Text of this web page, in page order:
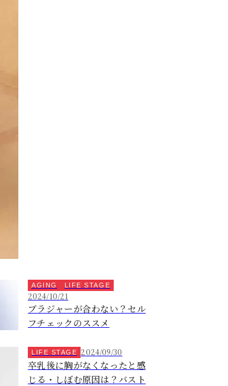
AGING LIFE STAGE
2024/10/21
ブラジャーが合わない？セル
フチェックのススメ
LIFE STAGE 2024/09/30
卒乳後に胸がなくなったと感
じる・しぼむ原因は？バスト